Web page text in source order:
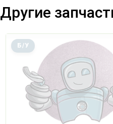
Другие
Б/У